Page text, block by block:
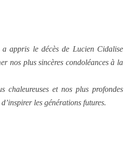
a appris le décès de Lucien Cidalise
nos plus sincères condoléances à la
chaleureuses et nos plus profondes
les générations futures.